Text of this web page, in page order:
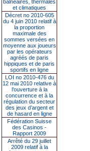
balnéaires, thermales
et climatiques
Décret no 2010-605
du 4 juin 2010 relatif à
la proportion
maximale des
sommes versées en
moyenne aux joueurs
par les opérateurs
agréés de paris
hippiques et de paris
sportifs en ligne
LOI no 2010-476 du
12 mai 2010 relative à
l’ouverture à la
concurrence et à la
régulation du secteur
des jeux d’argent et
de hasard en ligne
Fédération Suisse
des Casinos -
Rapport 2009
Arrêté du 29 juillet
2009 relatif à la